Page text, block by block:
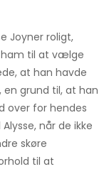
Joyner roligt,
ham til at vælge
at han havde
en grund til, at han
over for hendes
når de ikke
skøre
til at